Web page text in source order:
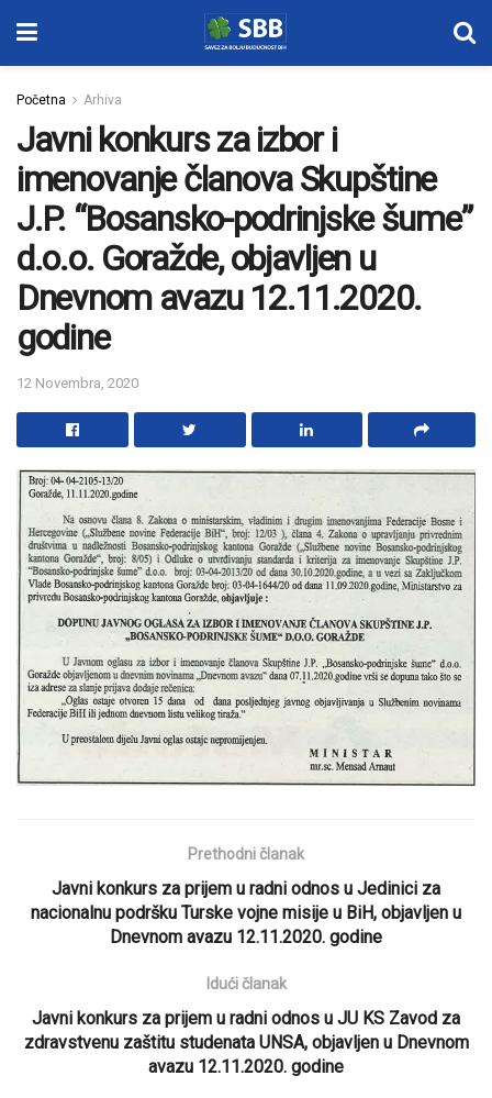
Početna Arhiva
Javni konkurs za izbor i
imenovanje članova Skupštine
J.P. “Bosansko-podrinjske šume”
d.o.o. Goražde, objavljen u
Dnevnom avazu 12.11.2020.
godine
12 Novembra, 2020
Prethodni članak
Javni konkurs za prijem u radni odnos u Jedinici za
nacionalnu podršku Turske vojne misije u BiH, objavljen u
Dnevnom avazu 12.11.2020. godine
Idući članak
Javni konkurs za prijem u radni odnos u JU KS Zavod za
zdravstvenu zaštitu studenata UNSA, objavljen u Dnevnom
avazu 12.11.2020. godine